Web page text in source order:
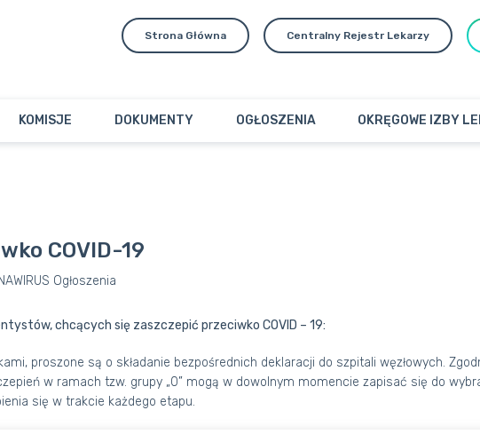
Strona Główna Centralny Rejestr Lekarzy
KOMISJE DOKUMENTY OGŁOSZENIA OKRĘGOWE IZBY
COVID-19
Ogłoszenia
chcących się zaszczepić przeciwko COVID – 19:
proszone są o składanie bezpośrednich deklaracji do szpitali węzłowych.
w ramach tzw. grupy „0” mogą w dowolnym momencie zapisać się do
się w trakcie każdego etapu.